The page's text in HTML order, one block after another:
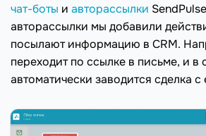
чат-боты и авторассылки
авторассылки мы добавили
посылают информацию в CRM.
переходит по ссылке в письме, и в
автоматически заводится сделка